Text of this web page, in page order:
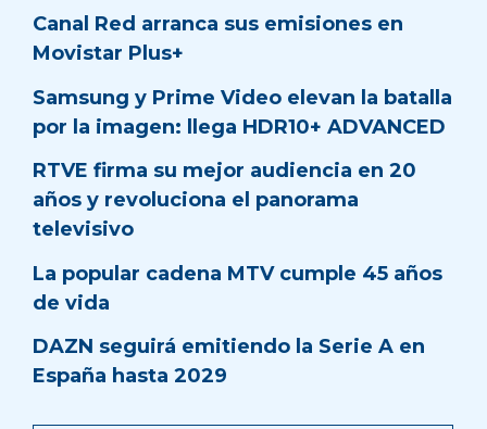
Canal Red arranca sus emisiones en
Movistar Plus+
Samsung y Prime Video elevan la batalla
por la imagen: llega HDR10+ ADVANCED
RTVE firma su mejor audiencia en 20
años y revoluciona el panorama
televisivo
La popular cadena MTV cumple 45 años
de vida
DAZN seguirá emitiendo la Serie A en
España hasta 2029